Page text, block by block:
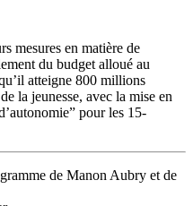
mesures en matière de
du budget alloué au
atteigne 800 millions
la jeunesse, avec la mise en
pour les 15-
de Manon Aubry et de